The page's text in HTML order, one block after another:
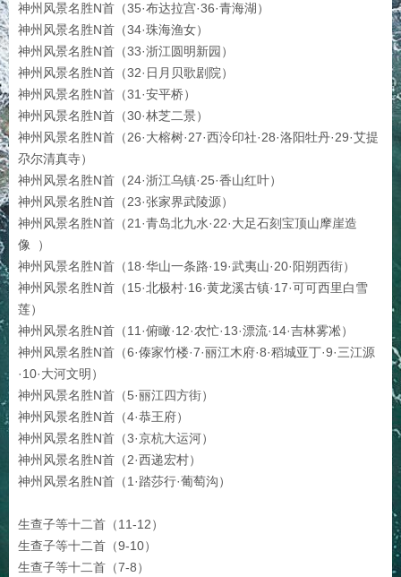
神州风景名胜N首（35·布达拉宫·36·青海湖）
神州风景名胜N首（34·珠海渔女）
神州风景名胜N首（33·浙江圆明新园）
神州风景名胜N首（32·日月贝歌剧院）
神州风景名胜N首（31·安平桥）
神州风景名胜N首（30·林芝二景）
神州风景名胜N首（26·大榕树·27·西泠印社·28·洛阳牡丹·29·艾提
尕尔清真寺）
神州风景名胜N首（24·浙江乌镇·25·香山红叶）
神州风景名胜N首（23·张家界武陵源）
神州风景名胜N首（21·青岛北九水·22·大足石刻宝顶山摩崖造
像 ）
神州风景名胜N首（18·华山一条路·19·武夷山·20·阳朔西街）
神州风景名胜N首（15·北极村·16·黄龙溪古镇·17·可可西里白雪
莲）
神州风景名胜N首（11·俯瞰·12·农忙·13·漂流·14·吉林雾凇）
神州风景名胜N首（6·傣家竹楼·7·丽江木府·8·稻城亚丁·9·三江源
·10·大河文明）
神州风景名胜N首（5·丽江四方街）
神州风景名胜N首（4·恭王府）
神州风景名胜N首（3·京杭大运河）
神州风景名胜N首（2·西递宏村）
神州风景名胜N首（1·踏莎行·葡萄沟）
生查子等十二首（11-12）
生查子等十二首（9-10）
生查子等十二首（7-8）